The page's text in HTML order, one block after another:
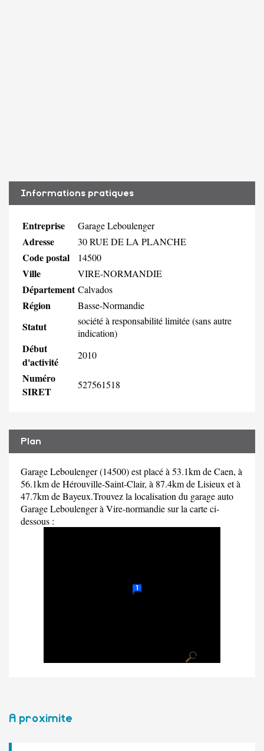
Informations pratiques
Entreprise Garage Leboulenger
Adresse 30 RUE DE LA PLANCHE
Code postal 14500
Ville VIRE-NORMANDIE
Département Calvados
Région Basse-Normandie
Statut
société à responsabilité limitée (sans autre
indication)
Début
d'activité
2010
Numéro
SIRET
527561518
Plan
Garage Leboulenger (14500) est placé à 53.1km de Caen, à
56.1km de Hérouville-Saint-Clair, à 87.4km de Lisieux et à
47.7km de Bayeux.Trouvez la localisation du garage auto
Garage Leboulenger à Vire-normandie sur la carte ci-
dessous :
A proximite